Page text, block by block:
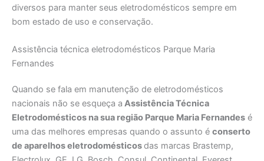
diversos para manter seus eletrodomésticos sempre em
bom estado de uso e conservação.
Assistência técnica eletrodomésticos Parque Maria
Fernandes
Quando se fala em manutenção de eletrodomésticos
nacionais não se esqueça a Assistência Técnica
Eletrodomésticos na sua região Parque Maria Fernandes é
uma das melhores empresas quando o assunto é conserto
de aparelhos eletrodomésticosdas marcas Brastemp,